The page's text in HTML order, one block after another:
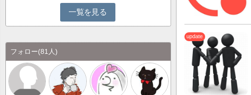
一覧を見る
フォロー(81人)